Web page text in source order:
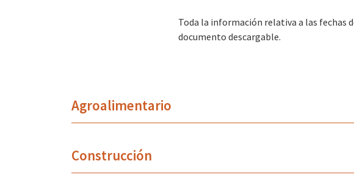
Toda la información relativa a las fechas
documento descargable.
Agroalimentario
Construcción